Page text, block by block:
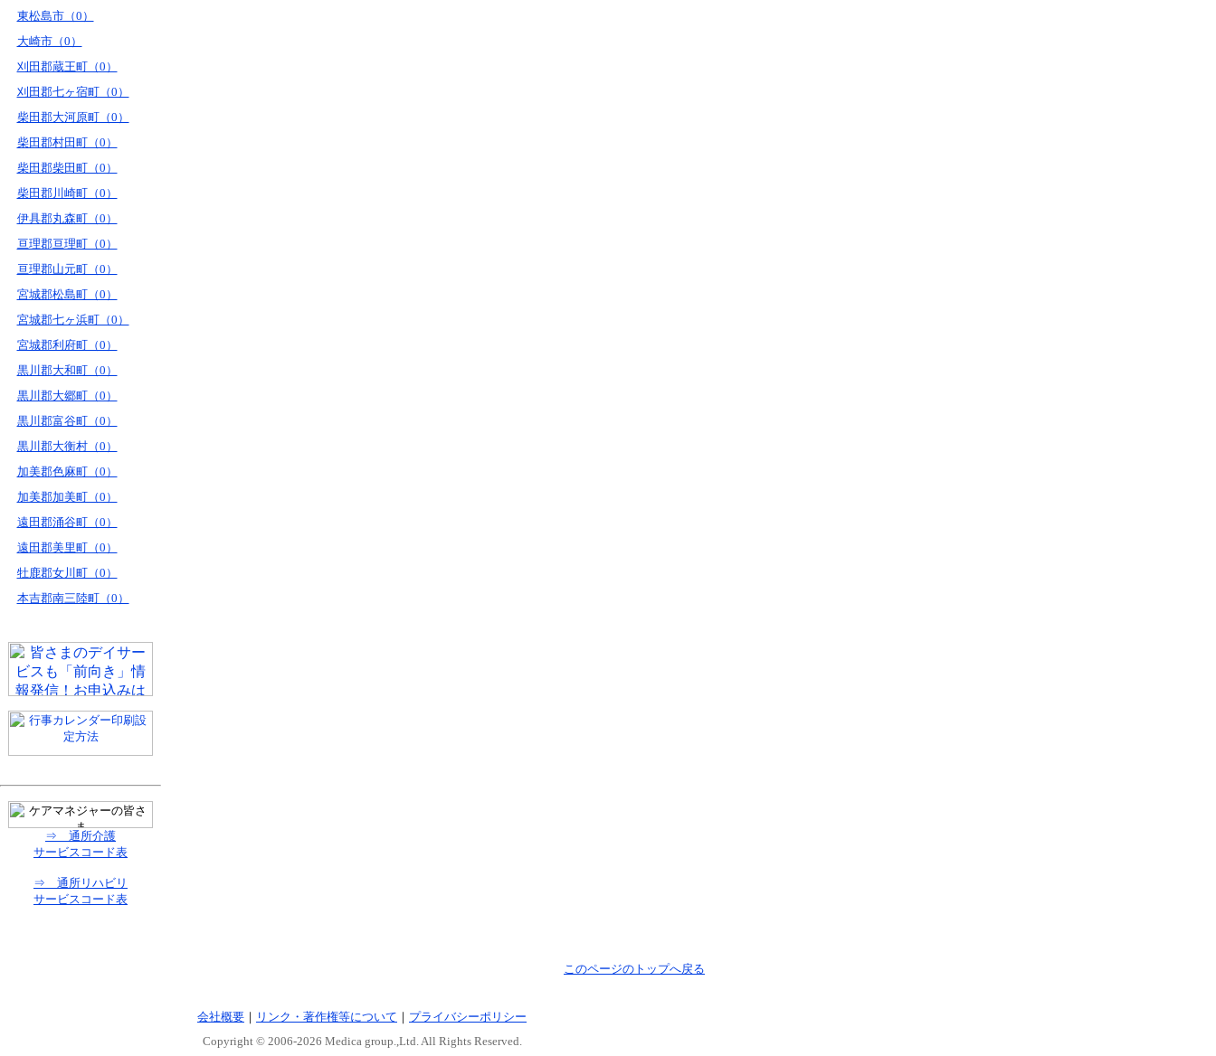
東松島市（0）
大崎市（0）
刈田郡蔵王町（0）
刈田郡七ヶ宿町（0）
柴田郡大河原町（0）
柴田郡村田町（0）
柴田郡柴田町（0）
柴田郡川崎町（0）
伊具郡丸森町（0）
亘理郡亘理町（0）
亘理郡山元町（0）
宮城郡松島町（0）
宮城郡七ヶ浜町（0）
宮城郡利府町（0）
黒川郡大和町（0）
黒川郡大郷町（0）
黒川郡富谷町（0）
黒川郡大衡村（0）
加美郡色麻町（0）
加美郡加美町（0）
遠田郡涌谷町（0）
遠田郡美里町（0）
牡鹿郡女川町（0）
本吉郡南三陸町（0）
⇒ 通所介護
サービスコード表
⇒ 通所リハビリ
サービスコード表
このページのトップへ戻る
会社概要 ｜ リンク・著作権等について ｜ プライバシーポリシー
Copyright © 2006-2026 Medica group.,Ltd. All Rights Reserved.